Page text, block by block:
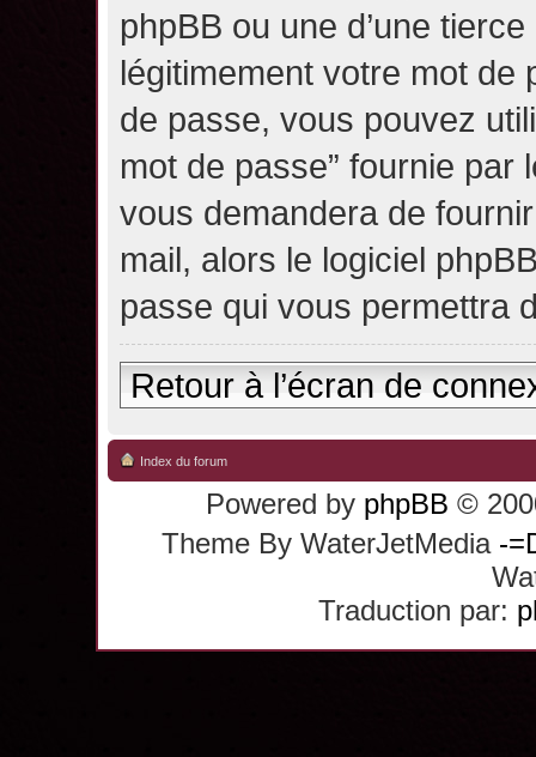
phpBB ou une d’une
légitimement votre mot de
de passe, vous pouvez
mot de passe” fournie par
vous demandera de
mail, alors le logiciel
passe qui vous permettra
Retour à l’écran de
Index du forum
Powered by phpBB ©
Theme By WaterJetMedia -
Traduction par: